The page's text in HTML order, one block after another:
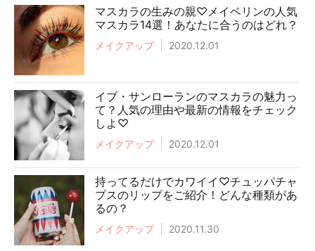
マスカラの生みの親♡メイベリンの人気
マスカラ14選！あなたに合うのはどれ？
メイクアップ 2020.12.01
イブ・サンローランのマスカラの魅力っ
て？人気の理由や最新の情報をチェック
しよ♡
メイクアップ 2020.12.01
持ってるだけでカワイイ♡チュッパチャ
プスのリップをご紹介！どんな種類があ
るの？
メイクアップ 2020.11.30